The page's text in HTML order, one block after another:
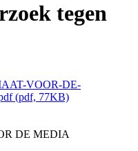
tegen
VOOR-DE-
(pdf, 77KB)
DE MEDIA